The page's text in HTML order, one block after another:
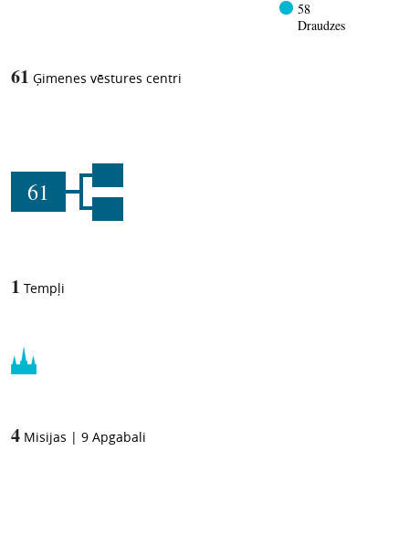
58
Draudzes
61 Ģimenes vēstures centri
61
1 Tempļi
4 Misijas | 9 Apgabali